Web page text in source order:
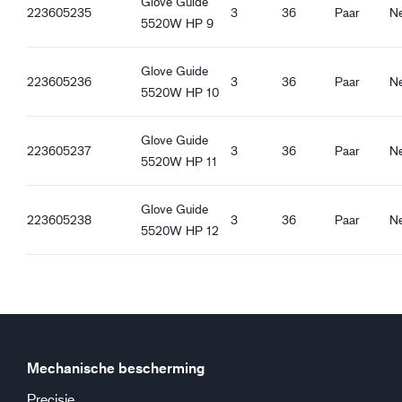
Kwaliteitskenmerken
REACH-compatibel
Ergonomische eigenschappen
Winddicht
Open manchet
Elastiek bij de pols
Guide 5520W_hu-HU_Productsheet.pdf
Guide 5520W_et-EE_Productsheet.pdf
223605235
5520W HP 9
3 36 Paar
223605236
Glove Guide
5520W HP 10
3 36 Paar
223605237
Glove Guide
5520W HP 11
3 36 Paar
223605238
Glove Guide
5520W HP 12
3 36 Paar
Mechanische bescherming